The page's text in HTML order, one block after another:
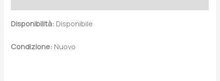
Disponibilità: Disponibile
Condizione: Nuovo